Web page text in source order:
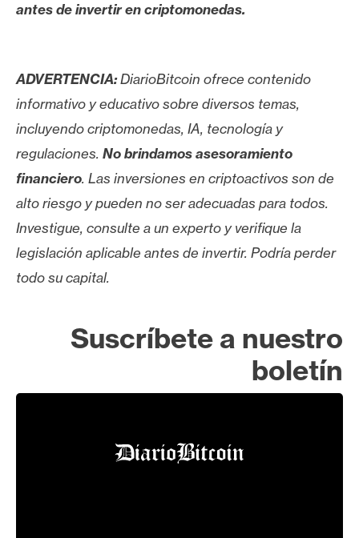
antes de invertir en criptomonedas.
ADVERTENCIA:DiarioBitcoin ofrece contenido
informativo y educativo sobre diversos temas,
incluyendo criptomonedas, IA, tecnología y
regulaciones. No brindamos asesoramiento
financiero. Las inversiones en criptoactivos son de
alto riesgo y pueden no ser adecuadas para todos.
Investigue, consulte a un experto y verifique la
legislación aplicable antes de invertir. Podría perder
todo su capital.
Suscríbete a nuestro
boletín